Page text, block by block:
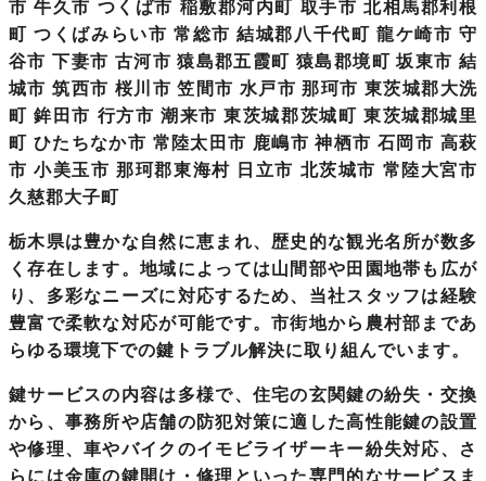
市 牛久市 つくば市 稲敷郡河内町 取手市 北相馬郡利根
町 つくばみらい市 常総市 結城郡八千代町 龍ケ崎市 守
谷市 下妻市 古河市 猿島郡五霞町 猿島郡境町 坂東市 結
城市 筑西市 桜川市 笠間市 水戸市 那珂市 東茨城郡大洗
町 鉾田市 行方市 潮来市 東茨城郡茨城町 東茨城郡城里
町 ひたちなか市 常陸太田市 鹿嶋市 神栖市 石岡市 高萩
市 小美玉市 那珂郡東海村 日立市 北茨城市 常陸大宮市
久慈郡大子町
栃木県は豊かな自然に恵まれ、歴史的な観光名所が数多
く存在します。地域によっては山間部や田園地帯も広が
り、多彩なニーズに対応するため、当社スタッフは経験
豊富で柔軟な対応が可能です。市街地から農村部まであ
らゆる環境下での鍵トラブル解決に取り組んでいます。
鍵サービスの内容は多様で、住宅の玄関鍵の紛失・交換
から、事務所や店舗の防犯対策に適した高性能鍵の設置
や修理、車やバイクのイモビライザーキー紛失対応、さ
らには金庫の鍵開け・修理といった専門的なサービスま